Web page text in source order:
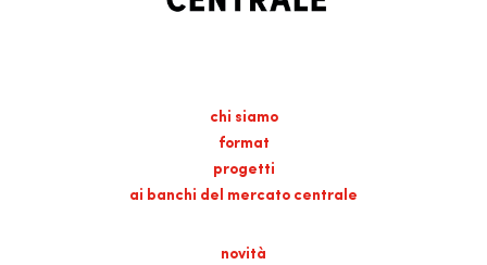
chi siamo
format
progetti
ai banchi del mercato centrale
novità